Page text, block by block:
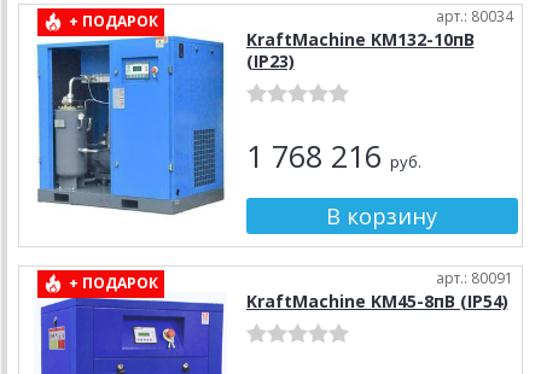
+ ПОДАРОК арт.: 80034
KraftMachine KM132-10пВ
(IP23)
1 768 216 руб.
+ ПОДАРОК арт.: 80091
KraftMachine KM45-8пВ (IP54)